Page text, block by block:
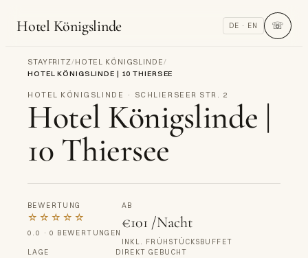
Hotel Königslinde DE · EN ☏
STAYFRITZ/HOTEL KÖNIGSLINDE/
HOTEL KÖNIGSLINDE | 10 THIERSEE
HOTEL KÖNIGSLINDE · SCHLIERSEER STR. 2
Hotel Königslinde |
10 Thiersee
BEWERTUNG
☆☆☆☆☆
0.0 · 0 BEWERTUNGEN
AB
€101 /Nacht
INKL. FRÜHSTÜCKSBUFFET
LAGE
DIREKT GEBUCHT